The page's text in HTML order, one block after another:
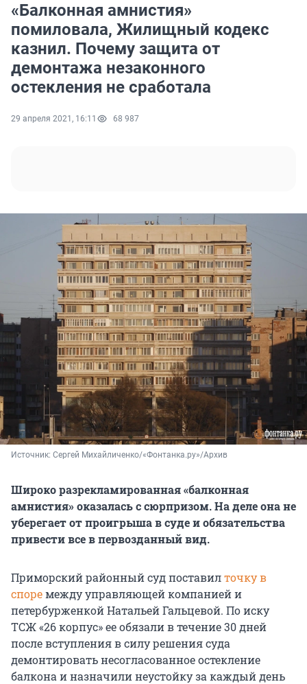
«Балконная амнистия»
помиловала, Жилищный кодекс
казнил. Почему защита от
демонтажа незаконного
остекления не сработала
29 апреля 2021, 16:11 68 987
Источник: Сергей Михайличенко/«Фонтанка.ру»/Архив
Широко разрекламированная «балконная
амнистия» оказалась с сюрпризом. На деле она не
уберегает от проигрыша в суде и обязательства
привести все в первозданный вид.
Приморский районный суд поставилточку в
споремежду управляющей компанией и
петербурженкой Натальей Гальцевой. По иску
ТСЖ «26 корпус» ее обязали в течение 30 дней
после вступления в силу решения суда
демонтировать несогласованное остекление
балкона и назначили неустойку за каждый день